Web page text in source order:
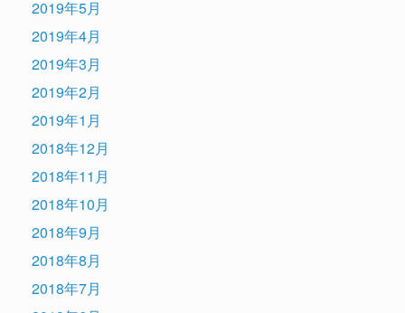
2019年5月
2019年4月
2019年3月
2019年2月
2019年1月
2018年12月
2018年11月
2018年10月
2018年9月
2018年8月
2018年7月